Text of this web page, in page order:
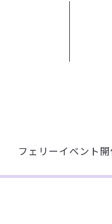
フェリーイベント